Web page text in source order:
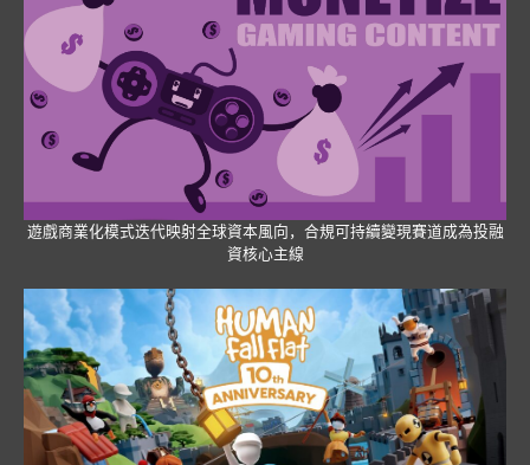
遊戲商業化模式迭代映射全球資本風向，合規可持續變現賽道成為投融
資核心主線